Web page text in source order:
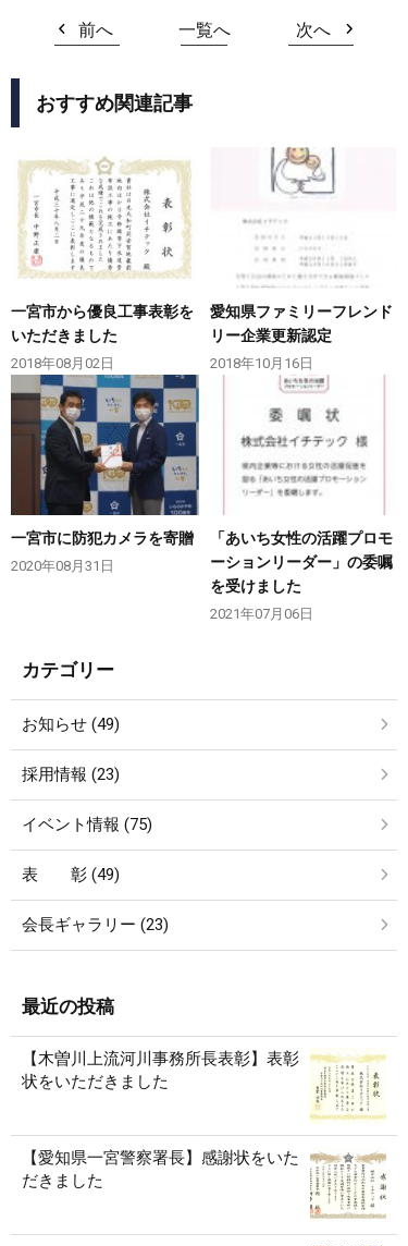
前へ 一覧へ 次へ
おすすめ関連記事
一宮市から優良工事表彰を
いただきました
2018年08月02日
愛知県ファミリーフレンド
リー企業更新認定
2018年10月16日
一宮市に防犯カメラを寄贈
2020年08月31日
「あいち女性の活躍プロモ
ーションリーダー」の委嘱
を受けました
2021年07月06日
カテゴリー
お知らせ (49)
採用情報 (23)
イベント情報 (75)
表 彰 (49)
会長ギャラリー (23)
最近の投稿
【木曽川上流河川事務所長表彰】表彰
状をいただきました
【愛知県一宮警察署長】感謝状をいた
だきました